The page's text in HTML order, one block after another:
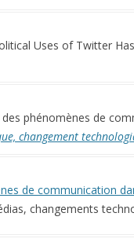
Uses of Twitter
des phénomènes de
changement
de communication
changements